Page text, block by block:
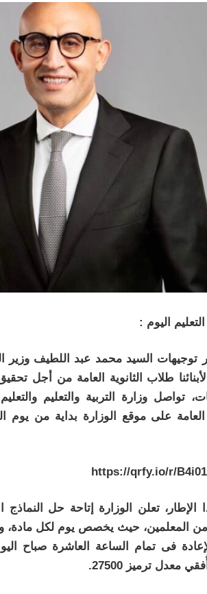
اليوم :
السيد محمد عبد اللطيف وزير
طلاب الثانوية العامة من
تواصل وزارة التربية والتعليم
المعلمين، حيث يخصص يوم لكل مادة،
فى تمام الساعة العاشرة صباح